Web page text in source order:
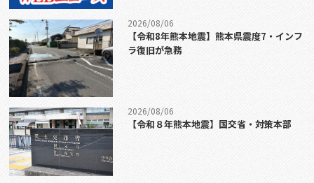
2026/08/06
【令和8年熊本地震】熊本県震度7・インフ
ラ復旧が急務
2026/08/06
【令和８年熊本地震】国交省・対策本部